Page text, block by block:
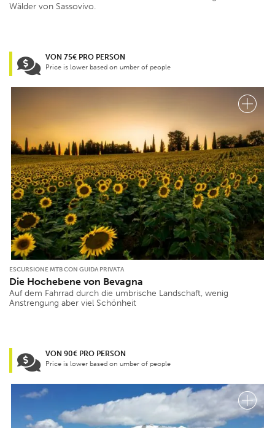
Wälder von Sassovivo.
VON 75€ PRO PERSON
Price is lower based on umber of people
ESCURSIONE MTB CON GUIDA PRIVATA
Die Hochebene von Bevagna
Auf dem Fahrrad durch die umbrische Landschaft, wenig
Anstrengung aber viel Schönheit
VON 90€ PRO PERSON
Price is lower based on umber of people